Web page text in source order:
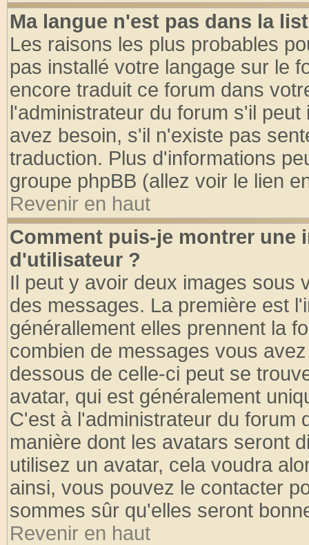
Ma langue n'est pas dans la
Les raisons les plus probables
pas installé votre langage sur le
encore traduit ce forum dans
l'administrateur du forum s'il
avez besoin, s'il n'existe pas
traduction. Plus d'informations
groupe phpBB (allez voir le lien
Revenir en haut
Comment puis-je montrer une
d'utilisateur ?
Il peut y avoir deux images sous
des messages. La première est
générallement elles prennent la
combien de messages vous
dessous de celle-ci peut se
avatar, qui est généralement
C'est à l'administrateur du forum
manière dont les avatars seront
utilisez un avatar, cela voudra
ainsi, vous pouvez le contacter
sommes sûr qu'elles seront
Revenir en haut